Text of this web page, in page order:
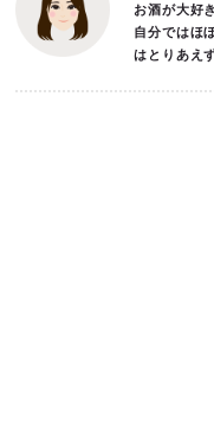
お酒が大好
自分ではほ
はとりあえ